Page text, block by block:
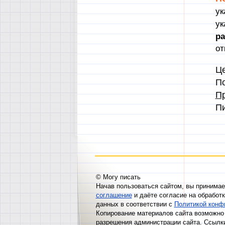
© Могу писать
Начав пользоваться сайтом, вы
соглашениеи даёте согласие на
данных в соответствии сПолитикой
Копирование материалов сайта
разрешения администрации сайта.